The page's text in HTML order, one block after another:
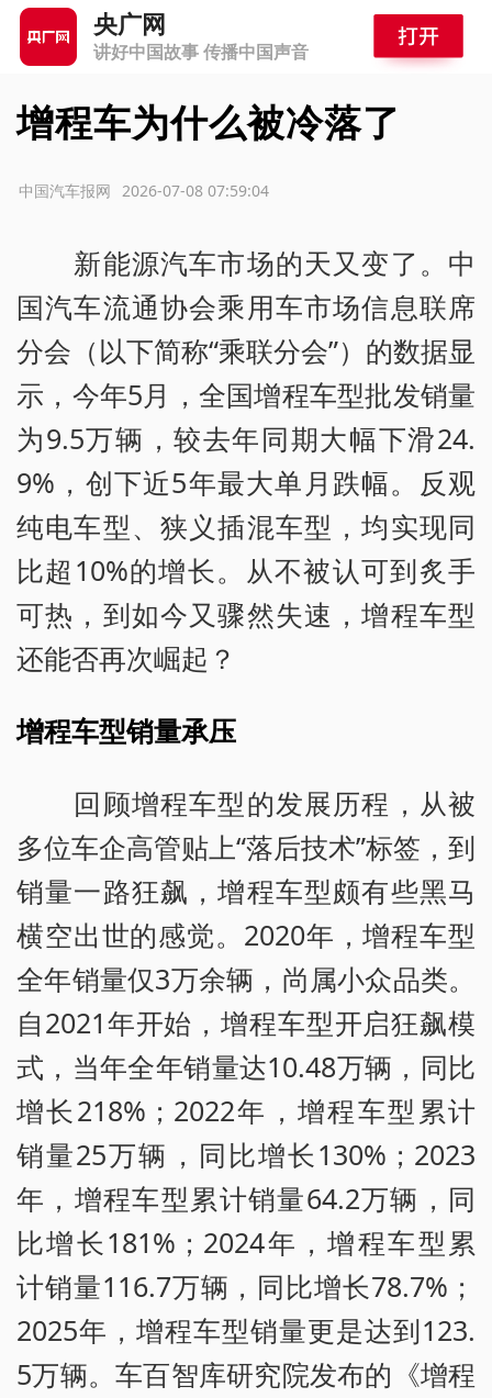
央广网
讲好中国故事 传播中国声音
增程车为什么被冷落了
2026-07-08 07:59:04
中国汽车报网
新能源汽车市场的天又变了。中
国汽车流通协会乘用车市场信息联席
分会（以下简称“乘联分会”）的数据显
示，今年5月，全国增程车型批发销量
为9.5万辆，较去年同期大幅下滑24.
9%，创下近5年最大单月跌幅。反观
纯电车型、狭义插混车型，均实现同
比超10%的增长。从不被认可到炙手
可热，到如今又骤然失速，增程车型
还能否再次崛起？
增程车型销量承压
回顾增程车型的发展历程，从被
多位车企高管贴上“落后技术”标签，到
销量一路狂飙，增程车型颇有些黑马
横空出世的感觉。2020年，增程车型
全年销量仅3万余辆，尚属小众品类。
自2021年开始，增程车型开启狂飙模
式，当年全年销量达10.48万辆，同比
增长218%；2022年，增程车型累计
销量25万辆，同比增长130%；2023
年，增程车型累计销量64.2万辆，同
比增长181%；2024年，增程车型累
计销量116.7万辆，同比增长78.7%；
2025年，增程车型销量更是达到123.
5万辆。车百智库研究院发布的《增程